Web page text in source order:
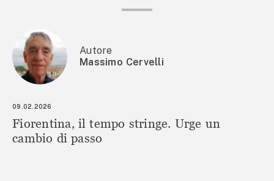
Autore
Massimo Cervelli
09.02.2026
Fiorentina, il tempo stringe. Urge un
cambio di passo